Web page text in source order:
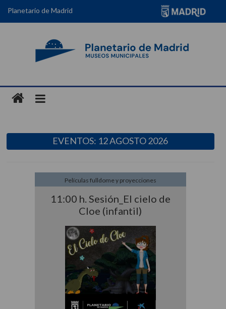
Planetario de Madrid
EVENTOS: 12 AGOSTO 2026
11:00 h. Sesión_El cielo de
Cloe (infantil)
Películas fulldome y proyecciones